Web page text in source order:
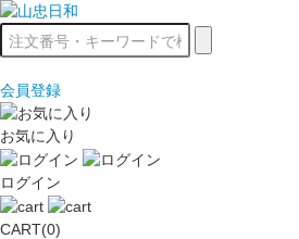
会員登録
お気に入り
ログイン
CART(0)